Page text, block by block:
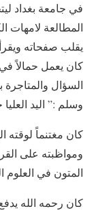
في جامعة بغداد
المطالعة لامهات
يقلب صفحاته
كان يعمل حمالاً
السؤال والمتاجرة
وسلم :” اليد
كان مغتنماً لوقته
ومواظبته على
المتون في العلوم
كان رحمه الله